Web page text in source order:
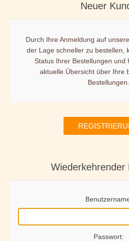
Neuer
Durch Ihre Anmeldung auf
der Lage schneller zu bestellen,
Status Ihrer Bestellungen und
aktuelle Übersicht über Ihre
Bestellungen.
Wiederkehrender
Passwort: